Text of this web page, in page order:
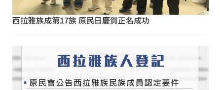
西拉雅族成第17族 原民日慶賀正名成功